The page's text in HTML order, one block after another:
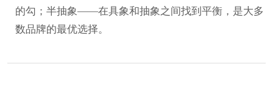
的勾；半抽象——在具象和抽象之间找到平衡，是大多
数品牌的最优选择。